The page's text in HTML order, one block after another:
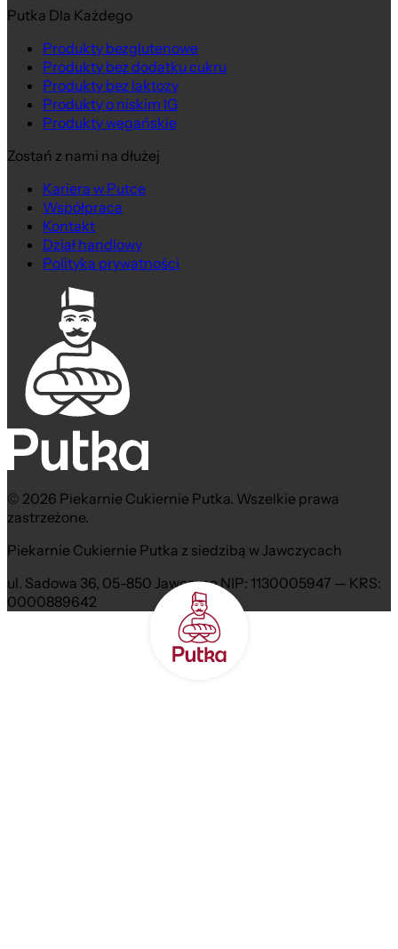
Putka Dla Każdego
Produkty bezglutenowe
Produkty bez dodatku cukru
Produkty bez laktozy
Produkty o niskim IG
Produkty wegańskie
Zostań z nami na dłużej
Kariera w Putce
Współpraca
Kontakt
Dział handlowy
Polityka prywatności
© 2026 Piekarnie Cukiernie Putka. Wszelkie prawa
zastrzeżone.
Piekarnie Cukiernie Putka z siedzibą w Jawczycach
ul. Sadowa 36, 05-850 Jawczyce NIP: 1130005947 — KRS:
0000889642